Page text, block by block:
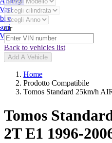
Vari
e
Vari
Or
Back to vehicles list
Add A Vehicle
Home
Prodotto Compatibile
Tomos Standard 25km/h
Tomos
2T E1 1996-